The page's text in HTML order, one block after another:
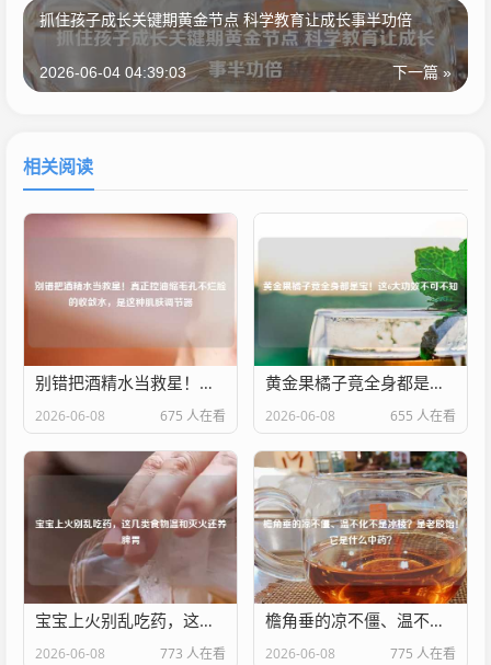
抓住孩子成长关键期黄金节点 科学教育让成长事半功倍
下一篇 »
2026-06-04 04:39:03
相关阅读
别错把酒精水当救星！真正控油缩毛孔不烂脸的收敛水，是这种肌肤调节器
2026-06-08 675 人在看
黄金果橘子竟全身都是宝！这6大功效不可不知
2026-06-08 655 人在看
宝宝上火别乱吃药，这几类食物温和灭火还养脾胃
2026-06-08 773 人在看
檐角垂的凉不僵、温不化不是冰棱？是老胶饴！它是什么中药？
2026-06-08 775 人在看